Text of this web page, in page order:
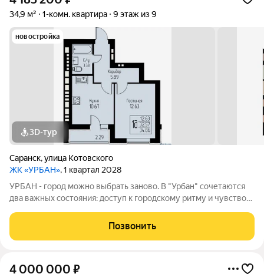
34,9 м² 1-комн. квартира 9 этаж из 9
новостройка
3D-тур
Саранск,улица Котовского
ЖК «УРБАН», 1 квартал 2028
УРБАН - город можно выбрать заново. В "Урбан" сочетаются
два важных состояния: доступ к городскому ритму и чувство
удобная городская база: понятные маршруты, близость
инфраструктуры,
Позвонить
4 000 000 ₽